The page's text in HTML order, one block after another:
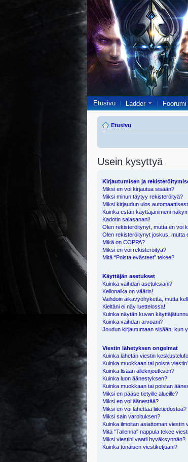
Etusivu Ladder Foorumi
Etusivu
Usein kysyttyä
Kirjautumisen ja
Miksi en voi kirjautua sisään?
Miksi minun täytyy rekisteröityä?
Miksi kirjaudun ulos
Kuinka estän käyttäjänimeni
Kadotin salasanani!
Olen rekisteröitynyt, mutta en voi
Olen rekisteröitynyt joskus, mutta
Mikä on COPPA?
Miksi en voi rekisteröityä?
Mitä “Poista evästeet” tekee?
Käyttäjän asetukset
Kuinka vaihdan asetuksiani?
Kellonaika on väärin!
Vaihdoin aikavyöhykettä, mutta
Kieltäni ei näy luettelossa!
Kuinka näytän kuvan
Kuinka vaihdan arvoani?
Joudun kirjautumaan sisään, kun
Viestin lähetyksen ongelmat
Kuinka lähetän viestin
Kuinka muokkaan tai poista
Kuinka lisään allekirjoutksen?
Kuinka luon äänestyksen?
Kuinka muokkaan tai poistan
Miksi en pääse tietyille alueille?
Miksi en voi äänestää?
Miksi en voi lähettää liitetiedostoa?
Miksi sain varoituksen?
Kuinka ilmoitan asiattoman viestin
Mitä "Tallenna" nappula tekee
Miksi viestini vaatii hyväksynnän?
Kuinka tönäisen viestiketjuani?